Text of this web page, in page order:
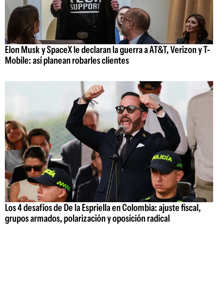
Elon Musk y SpaceX le declaran la guerra a AT&T, Verizon y T-
Mobile: así planean robarles clientes
Los 4 desafíos de De la Espriella en Colombia: ajuste fiscal,
grupos armados, polarización y oposición radical